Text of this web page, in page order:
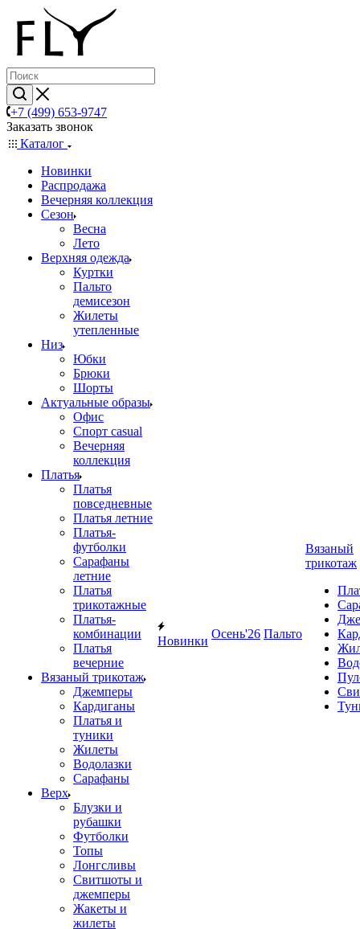
+7 (499) 653-9747
Заказать звонок
Каталог
Новинки
Распродажа
Вечерняя коллекция
Сезон
Весна
Лето
Верхняя одежда
Куртки
Пальто
демисезон
Жилеты
утепленные
Низ
Юбки
Брюки
Шорты
Актуальные образы
Офис
Спорт casual
Вечерняя
коллекция
Платья
Платья
повседневные
Платья летние
Платья-
футболки
Сарафаны
летние
Платья
трикотажные
Платья-
комбинации
Платья
вечерние
Вязаный трикотаж
Джемперы
Кардиганы
Платья и
туники
Жилеты
Водолазки
Сарафаны
Верх
Блузки и
рубашки
Футболки
Топы
Лонгсливы
Свитшоты и
джемперы
Жакеты и
жилеты
Новинки
Осень'26 Пальто
Вязаный
трикотаж